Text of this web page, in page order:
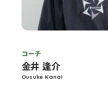
コーチ
金井 逢介
Ousuke Kanai